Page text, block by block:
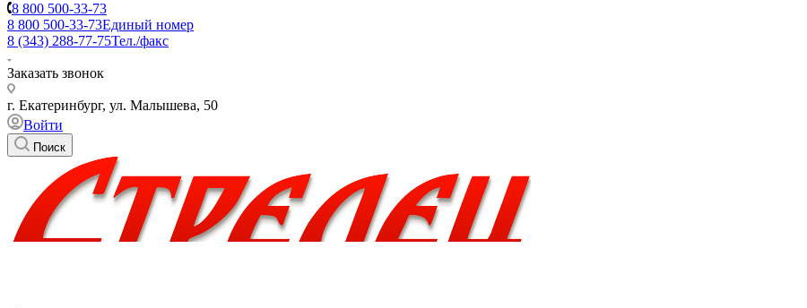
8 800 500-33-73
8 800 500-33-73Единый номер
8 (343) 288-77-75Тел./факс
Заказать звонок
г. Екатеринбург, ул. Малышева, 50
Войти
Поиск